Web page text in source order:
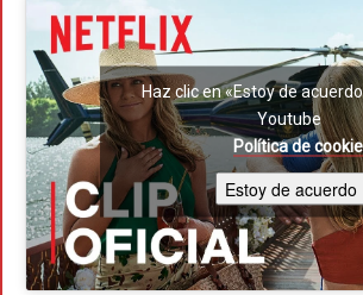
Haz clic en «Estoy de
Youtube
Política de
Estoy de acuerdo